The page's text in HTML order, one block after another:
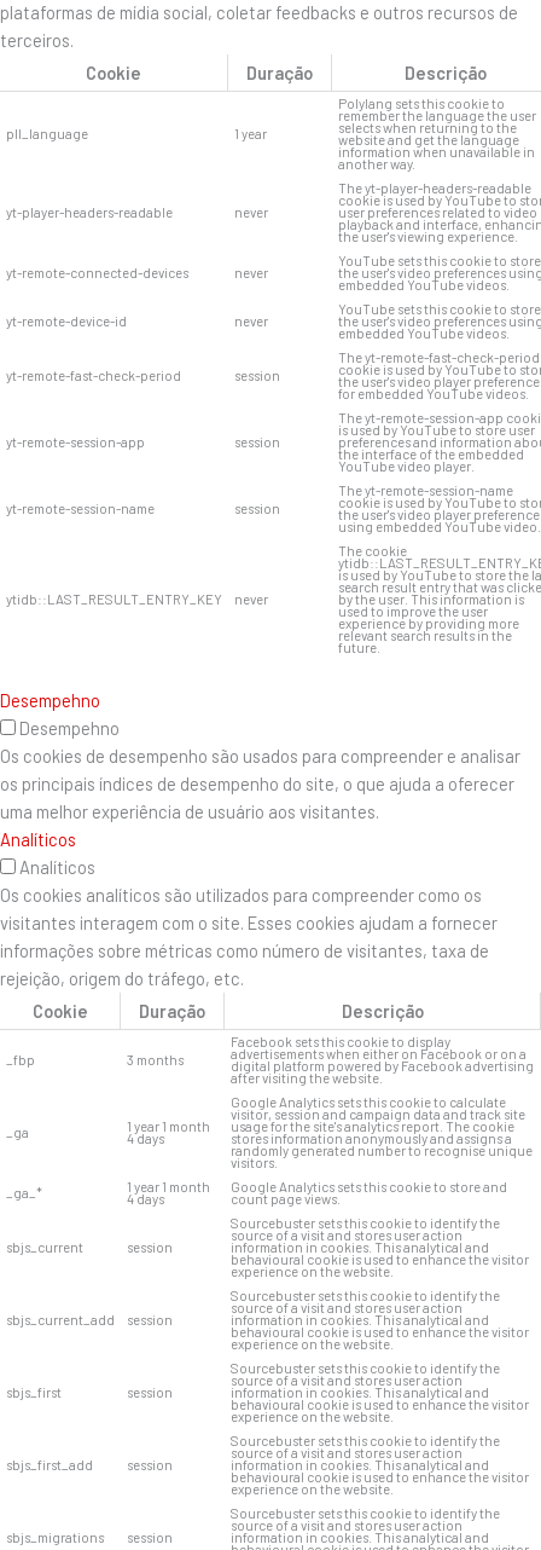
plataformas de mídia social, coletar feedbacks e outros recursos de
terceiros.
Cookie
Duração Descrição
pll_language 1 year
Polylang sets this cookie to
remember the language the user
selects when returning to the
website and get the language
information when unavailable in
another way.
yt-player-headers-readable never
The yt-player-headers-readable
cookie is used by YouTube to
user preferences related to video
playback and interface,
the user's viewing experience.
yt-remote-connected-devices never
YouTube sets this cookie to store
the user's video preferences
embedded YouTube videos.
yt-remote-device-id never
YouTube sets this cookie to store
the user's video preferences
embedded YouTube videos.
yt-remote-fast-check-period session
The yt-remote-fast-check-period
cookie is used by YouTube to
the user's video player
for embedded YouTube videos.
yt-remote-session-app session
The yt-remote-session-app
is used by YouTube to store user
preferences and information
the interface of the embedded
YouTube video player.
yt-remote-session-name session
The yt-remote-session-name
cookie is used by YouTube to
the user's video player
using embedded YouTube video.
ytidb::LAST_RESULT_ENTRY_KEY never
The cookie
is used by YouTube to store the
search result entry that was
by the user. This information is
used to improve the user
experience by providing more
relevant search results in the
future.
Desempehno
Desempehno
Os cookies de desempenho são usados ​​para compreender e analisar
os principais índices de desempenho do site, o que ajuda a oferecer
uma melhor experiência de usuário aos visitantes.
Analíticos
Analíticos
Os cookies analíticos são utilizados para compreender como os
visitantes interagem com o site. Esses cookies ajudam a fornecer
informações sobre métricas como número de visitantes, taxa de
rejeição, origem do tráfego, etc.
Cookie
Duração Descrição
_fbp 3 months
Facebook sets this cookie to display
advertisements when either on Facebook or on a
digital platform powered by Facebook advertising
after visiting the website.
_ga 1 year 1 month
4 days
Google Analytics sets this cookie to calculate
visitor, session and campaign data and track site
usage for the site's analytics report. The cookie
stores information anonymously and assigns a
randomly generated number to recognise unique
visitors.
_ga_*
1 year 1 month
4 days
Google Analytics sets this cookie to store and
count page views.
sbjs_current session
Sourcebuster sets this cookie to identify the
source of a visit and stores user action
information in cookies. This analytical and
behavioural cookie is used to enhance the visitor
experience on the website.
sbjs_current_add session
Sourcebuster sets this cookie to identify the
source of a visit and stores user action
information in cookies. This analytical and
behavioural cookie is used to enhance the visitor
experience on the website.
sbjs_first session
Sourcebuster sets this cookie to identify the
source of a visit and stores user action
information in cookies. This analytical and
behavioural cookie is used to enhance the visitor
experience on the website.
sbjs_first_add session
Sourcebuster sets this cookie to identify the
source of a visit and stores user action
information in cookies. This analytical and
behavioural cookie is used to enhance the visitor
experience on the website.
sbjs_migrations session
Sourcebuster sets this cookie to identify the
source of a visit and stores user action
information in cookies. This analytical and